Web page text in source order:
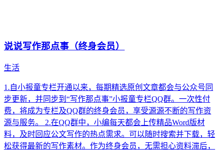
说说写作那点事（终身会员）
生活
1.自小报童专栏开通以来，每期精选原创文章都会与公众号同
步更新，并同步到“写作那点事”小报童专栏QQ群。一次性付
费，将成为专栏及QQ群的终身会员，享受源源不断的写作资
源与服务。 2.在QQ群中，小编每天都会上传精品Word版材
料，及时回应公文写作的热点需求。可以随时搜索并下载，轻
松获得最新的写作素材。作为终身会员，无需担心资料滞后，